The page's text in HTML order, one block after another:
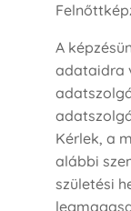
A
adataidra
Kérlek, a
alábbi
születési